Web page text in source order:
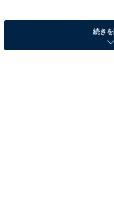
どちらも見慣れない漢字で
続き